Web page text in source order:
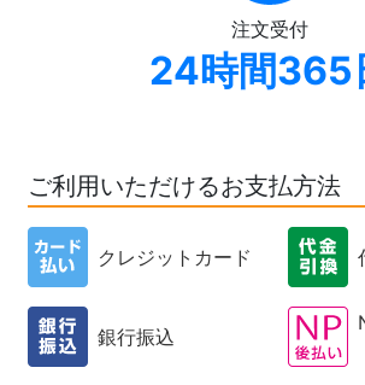
注文受付
24時間365
ご利用いただけるお支払方法
クレジットカード
銀行振込